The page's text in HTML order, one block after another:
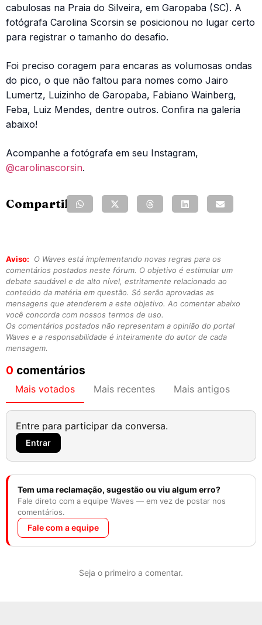
cabulosas na Praia do Silveira, em Garopaba (SC). A
fotógrafa Carolina Scorsin se posicionou no lugar certo
para registrar o tamanho do desafio.
Foi preciso coragem para encaras as volumosas ondas
do pico, o que não faltou para nomes como Jairo
Lumertz, Luizinho de Garopaba, Fabiano Wainberg,
Feba, Luiz Mendes, dentre outros. Confira na galeria
abaixo!
Acompanhe a fotógrafa em seu Instagram,
@carolinascorsin.
Compartilhe:
Aviso:
O Waves está implementando novas regras para os
comentários postados neste fórum. O objetivo é estimular um
debate saudável e de alto nível, estritamente relacionado ao
conteúdo da matéria em questão. Só serão aprovadas as
mensagens que atenderem a este objetivo. Ao comentar abaixo
você concorda com nossos termos de uso.
Os comentários postados não representam a opinião do portal
Waves e a responsabilidade é inteiramente do autor de cada
mensagem.
0 comentários
Mais votados Mais recentes Mais antigos
Entre para participar da conversa.
Entrar
Tem uma reclamação, sugestão ou viu algum erro?
Fale direto com a equipe Waves — em vez de postar nos
comentários.
Fale com a equipe
Seja o primeiro a comentar.